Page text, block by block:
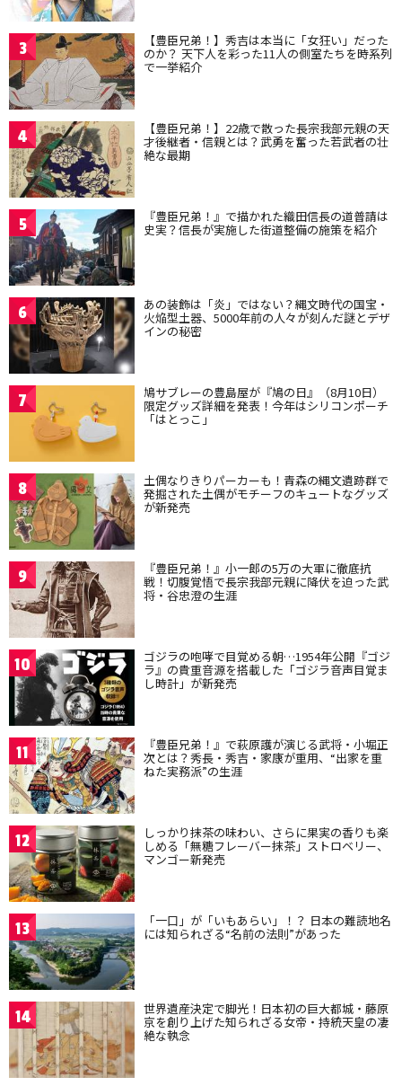
3 【豊臣兄弟！】秀吉は本当に「女狂い」だった
のか？ 天下人を彩った11人の側室たちを時系列
で一挙紹介
4 【豊臣兄弟！】22歳で散った長宗我部元親の天
才後継者・信親とは？武勇を奮った若武者の壮
絶な最期
5 『豊臣兄弟！』で描かれた織田信長の道普請は
史実？信長が実施した街道整備の施策を紹介
6 あの装飾は「炎」ではない？縄文時代の国宝・
火焔型土器、5000年前の人々が刻んだ謎とデザ
インの秘密
7 鳩サブレーの豊島屋が『鳩の日』（8月10日）
限定グッズ詳細を発表！今年はシリコンポーチ
「はとっこ」
8 土偶なりきりパーカーも！青森の縄文遺跡群で
発掘された土偶がモチーフのキュートなグッズ
が新発売
9 『豊臣兄弟！』小一郎の5万の大軍に徹底抗
戦！切腹覚悟で長宗我部元親に降伏を迫った武
将・谷忠澄の生涯
10 ゴジラの咆哮で目覚める朝…1954年公開『ゴジ
ラ』の貴重音源を搭載した「ゴジラ音声目覚ま
し時計」が新発売
11 『豊臣兄弟！』で萩原護が演じる武将・小堀正
次とは？秀長・秀吉・家康が重用、“出家を重
ねた実務派”の生涯
12 しっかり抹茶の味わい、さらに果実の香りも楽
しめる「無糖フレーバー抹茶」ストロベリー、
マンゴー新発売
13 「一口」が「いもあらい」！？ 日本の難読地名
には知られざる“名前の法則”があった
14 世界遺産決定で脚光！日本初の巨大都城・藤原
京を創り上げた知られざる女帝・持統天皇の凄
絶な執念